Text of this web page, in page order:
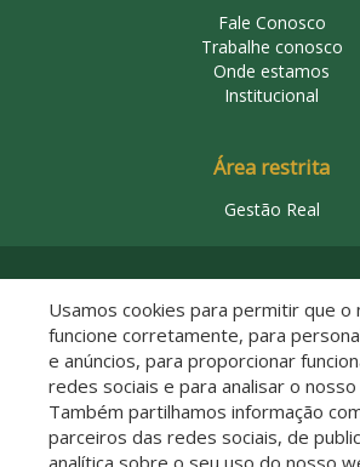
Fale Conosco
Trabalhe conosco
Onde estamos
Institucional
Área restrita
Gestão Real
Descomplicado por:
Usamos cookies para permitir que
funcione corretamente, para
e anúncios, para proporcionar
redes sociais e para analisar o
Também partilhamos informação
parceiros das redes sociais, de
analítica sobre o seu uso do nosso